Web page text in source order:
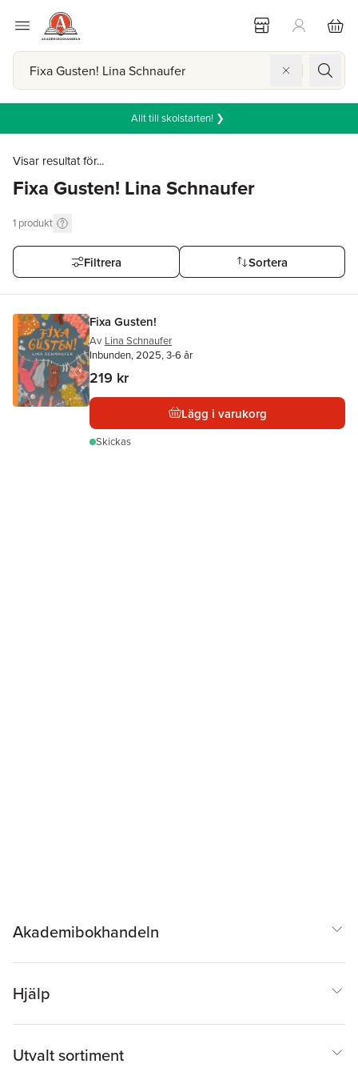
Allt till skolstarten! ❯
Visar resultat för...
Fixa Gusten! Lina Schnaufer
1 produkt
Filtrera Sortera
Fixa Gusten!
Av Lina Schnaufer
Inbunden, 2025, 3-6 år
219 kr
Lägg i varukorg
Skickas
Akademibokhandeln
Hjälp
Utvalt sortiment